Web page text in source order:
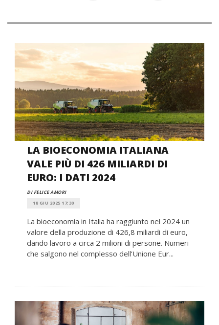
LA BIOECONOMIA ITALIANA
VALE PIÙ DI 426 MILIARDI DI
EURO: I DATI 2024
DI FELICE AMORI
18 GIU 2025 17:30
La bioeconomia in Italia ha raggiunto nel 2024 un
valore della produzione di 426,8 miliardi di euro,
dando lavoro a circa 2 milioni di persone. Numeri
che salgono nel complesso dell’Unione Eur...